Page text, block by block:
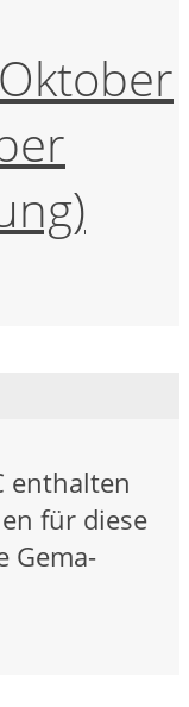
enthalten
für diese
Gema-